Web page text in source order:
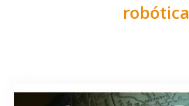
robótica